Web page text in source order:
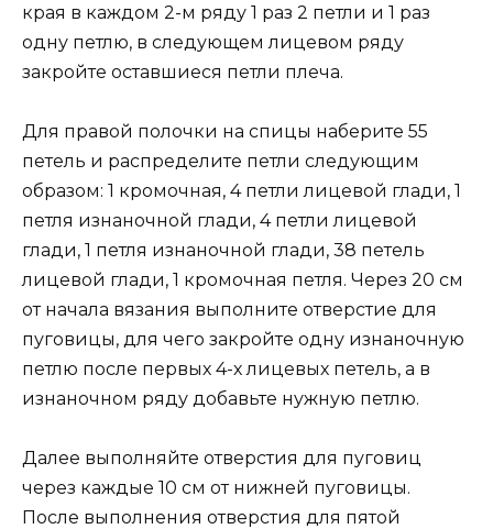
края в каждом 2-м ряду 1 раз 2 петли и 1 раз
одну петлю, в следующем лицевом ряду
закройте оставшиеся петли плеча.
Для правой полочки на спицы наберите 55
петель и распределите петли следующим
образом: 1 кромочная, 4 петли лицевой глади, 1
петля изнаночной глади, 4 петли лицевой
глади, 1 петля изнаночной глади, 38 петель
лицевой глади, 1 кромочная петля. Через 20 см
от начала вязания выполните отверстие для
пуговицы, для чего закройте одну изнаночную
петлю после первых 4-х лицевых петель, а в
изнаночном ряду добавьте нужную петлю.
Далее выполняйте отверстия для пуговиц
через каждые 10 см от нижней пуговицы.
После выполнения отверстия для пятой